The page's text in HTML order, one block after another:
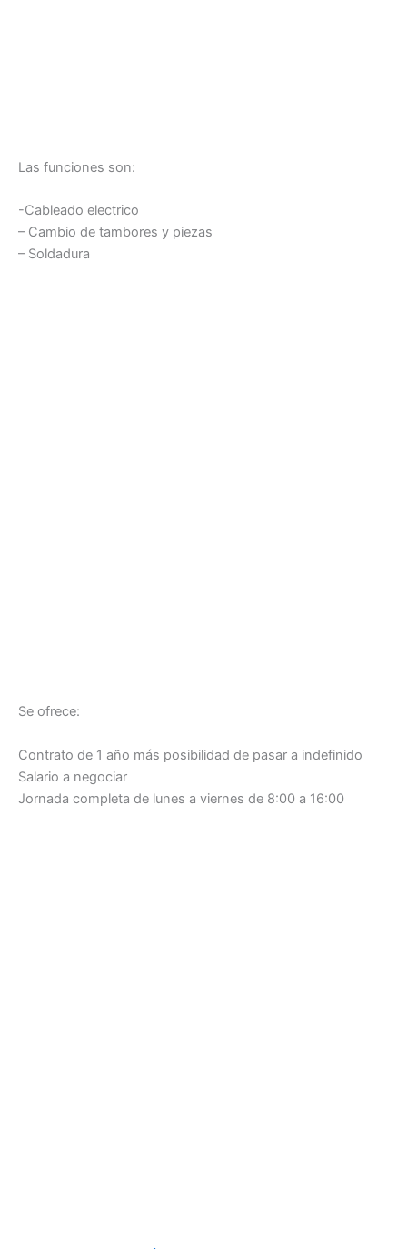
Las funciones son:
-Cableado electrico
– Cambio de tambores y piezas
– Soldadura
Se ofrece:
Contrato de 1 año más posibilidad de pasar a indefinido
Salario a negociar
Jornada completa de lunes a viernes de 8:00 a 16:00